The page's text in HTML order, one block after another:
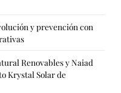
y prevención con
Renovables y Naiad
Krystal Solar de